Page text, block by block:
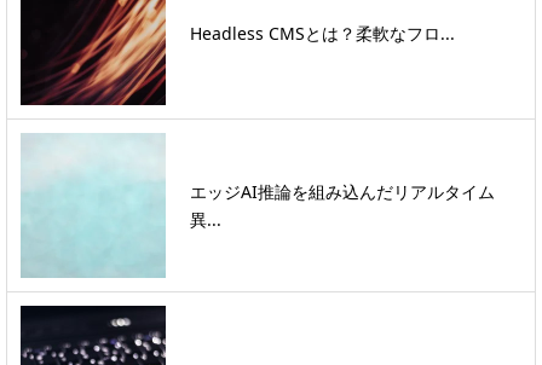
Headless CMSとは？柔軟なフロ...
エッジAI推論を組み込んだリアルタイム
異...